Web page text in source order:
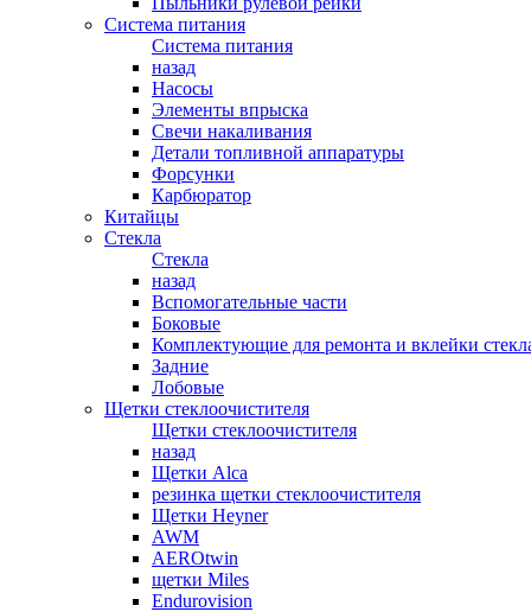
Система питания
Система питания
назад
Насосы
Элементы впрыска
Свечи накаливания
Детали топливной аппаратуры
Форсунки
Карбюратор
Китайцы
Стекла
Стекла
назад
Вспомогательные части
Боковые
Комплектующие для ремонта и вклейки
Задние
Лобовые
Щетки стеклоочистителя
Щетки стеклоочистителя
назад
Щетки Alca
резинка щетки стеклоочистителя
Щетки Heyner
AWM
AEROtwin
щетки Miles
Endurovision